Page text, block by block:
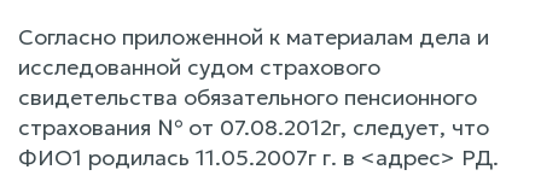
Согласно приложенной к материалам дела и
исследованной судом страхового
свидетельства обязательного пенсионного
страхования № от 07.08.2012г, следует, что
ФИО1 родилась 11.05.2007г г. в <адрес> РД.